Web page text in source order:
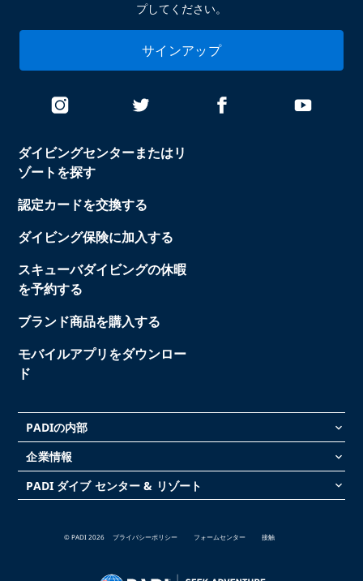
ダイビングセンターまたはリ
ゾートを探す
認定カードを交換する
ダイビング保険に加入する
スキューバダイビングの休暇
を予約する
ブランド商品を購入する
モバイルアプリをダウンロー
ド
PADIの内部 keyboard_arrow_down
企業情報 keyboard_arrow_down
PADI ダイブ センター & リゾート keyboard_arrow_down
プしてください。
サインアップ
© PADI 2026 プライバシーポリシー フォームセンター 接触